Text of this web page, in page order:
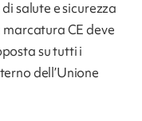
salute e sicurezza
CE deve
su tutti i
dell’Unione